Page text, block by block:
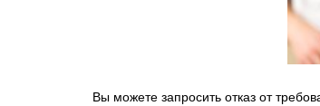
Вы можете запросить отказ от